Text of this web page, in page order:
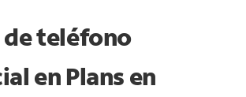
teléfono
en Plans en